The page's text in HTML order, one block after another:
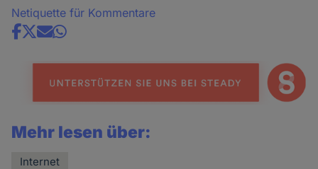
Netiquette für Kommentare
Share
news
Mehr lesen über:
Internet